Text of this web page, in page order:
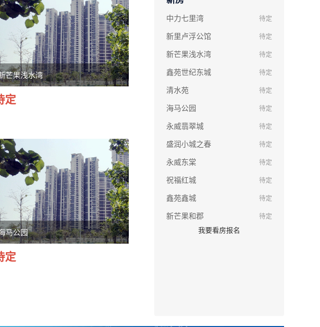
芒果浅水湾
定
马公园
定
中力七里湾 待定
新里卢浮公馆 待定
新芒果浅水湾 待定
鑫苑世纪东城 待定
清水苑 待定
海马公园 待定
永威翡翠城 待定
盛润小城之春 待定
永威东棠 待定
祝福红城 待定
鑫苑鑫城 待定
新芒果和郡
待定
我要看房报名